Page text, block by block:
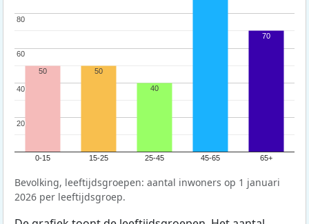
0-15 15-25 25-45 45-65 65+
20
20
40
40
60
60
80
80
50 50
40
70
Bevolking, leeftijdsgroepen: aantal inwoners op 1 januari
2026 per leeftijdsgroep.